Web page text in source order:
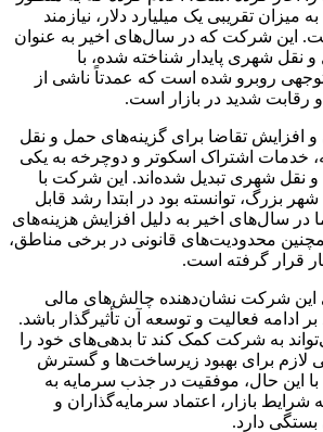
تقریبی یک میلیارد دلار، نیازمند
این شرکت که در سال‌های اخیر به عنوان
نقل شهری پایدار شناخته شده، با
روبرو شده است که عمدتاً ناشی از
و رقابت شدید در بازار است.
افزایش تقاضا برای گزینه‌های حمل و نقل
خدمات اشتراک اسکوتر و دوچرخه به یکی
نقل شهری تبدیل شده‌اند. این شرکت با
بزرگ، توانسته بود در ابتدا رشد قابل
در سال‌های اخیر به دلیل افزایش هزینه‌های
محدودیت‌های قانونی در برخی مناطق،
قرار گرفته است.
این شرکت نشان‌دهنده چالش‌های مالی
ادامه فعالیت و توسعه آن تأثیرگذار باشد.
به شرکت کمک کند تا بدهی‌های خود را
لازم برای بهبود زیرساخت‌ها و گسترش
این حال، موفقیت در جذب سرمایه به
بازار، اعتماد سرمایه‌گذاران و
بستگی دارد.